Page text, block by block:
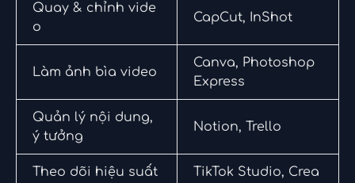
Quay & chỉnh vide
o
CapCut, InShot
Làm ảnh bìa video
Canva, Photoshop
Express
Quản lý nội dung,
ý tưởng
Notion, Trello
Theo dõi hiệu suất
TikTok Studio, Crea